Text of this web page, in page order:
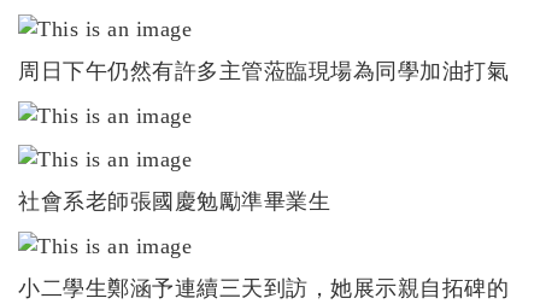
周日下午仍然有許多主管蒞臨現場為同學加油打氣
社會系老師張國慶勉勵準畢業生
小二學生鄭涵予連續三天到訪，她展示親自拓碑的